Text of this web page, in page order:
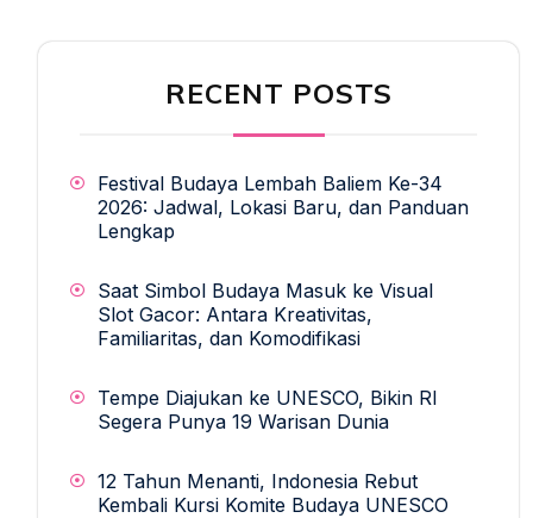
RECENT POSTS
Festival Budaya Lembah Baliem Ke-34
2026: Jadwal, Lokasi Baru, dan Panduan
Lengkap
Saat Simbol Budaya Masuk ke Visual
Slot Gacor: Antara Kreativitas,
Familiaritas, dan Komodifikasi
Tempe Diajukan ke UNESCO, Bikin RI
Segera Punya 19 Warisan Dunia
12 Tahun Menanti, Indonesia Rebut
Kembali Kursi Komite Budaya UNESCO